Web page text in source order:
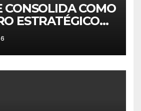
CONSOLIDA COMO
ESTRATÉGICO
DE